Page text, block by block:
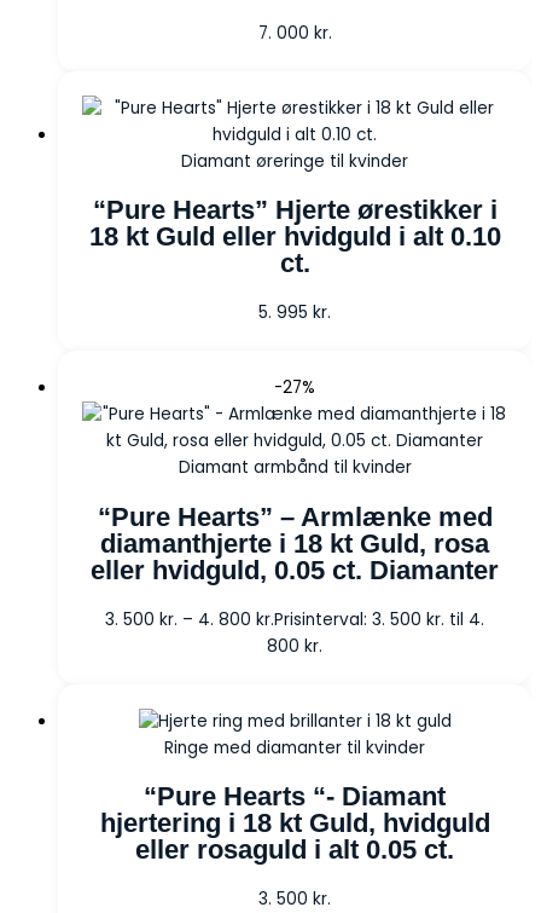
7. 000 kr.
Diamant øreringe til kvinder
“Pure Hearts” Hjerte ørestikker i
18 kt Guld eller hvidguld i alt 0.10
ct.
5. 995 kr.
-27%
Diamant armbånd til kvinder
“Pure Hearts” – Armlænke med
diamanthjerte i 18 kt Guld, rosa
eller hvidguld, 0.05 ct. Diamanter
3. 500 kr. – 4. 800 kr.Prisinterval: 3. 500 kr. til 4.
800 kr.
Ringe med diamanter til kvinder
“Pure Hearts “- Diamant
hjertering i 18 kt Guld, hvidguld
eller rosaguld i alt 0.05 ct.
3. 500 kr.